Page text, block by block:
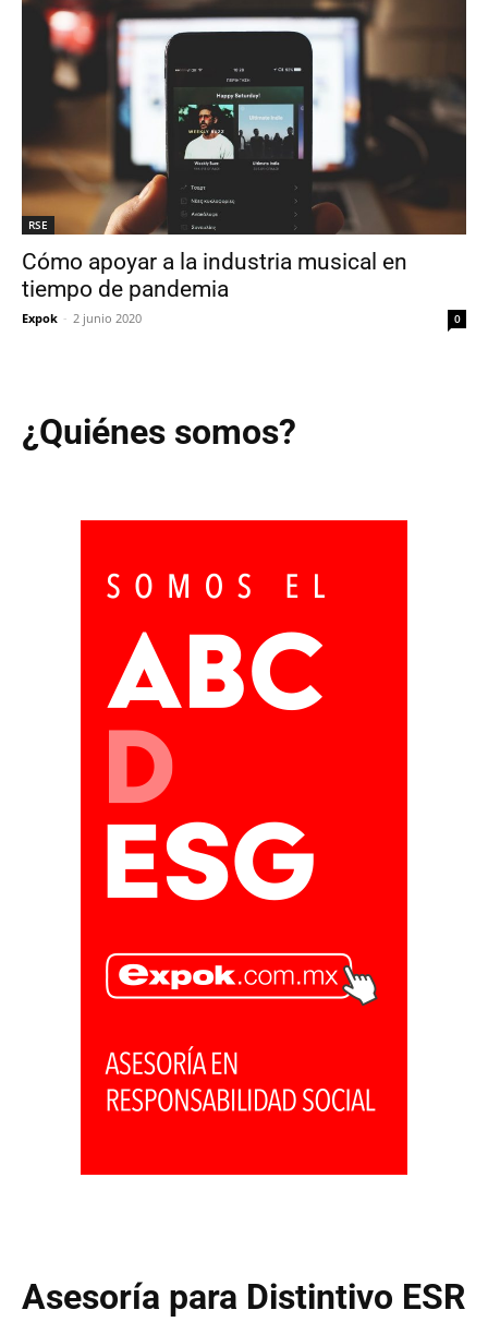
RSE
Cómo apoyar a la industria musical en
tiempo de pandemia
Expok - 2 junio 2020 0
¿Quiénes somos?
Asesoría para Distintivo ESR